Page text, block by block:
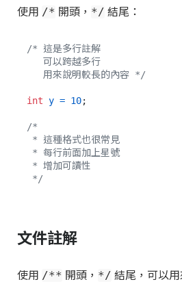
使用 /* 開頭， */ 結尾：
/* 這是多行註解
   用來說明較長的內容 */
int y = 10;
/*
*/
文件註解
使用 /** 開頭， */ 結尾，可以用